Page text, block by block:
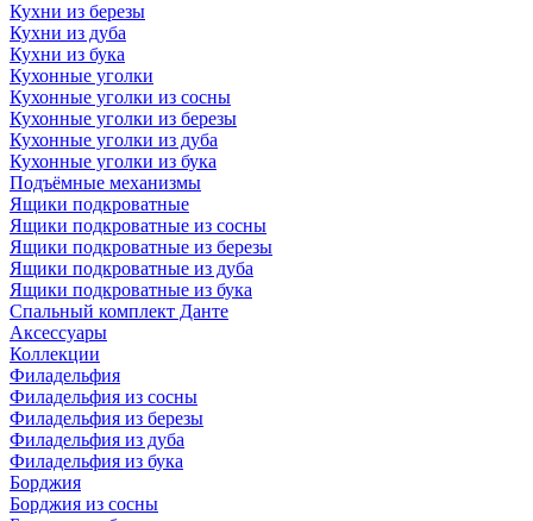
Кухни из березы
Кухни из дуба
Кухни из бука
Кухонные уголки
Кухонные уголки из сосны
Кухонные уголки из березы
Кухонные уголки из дуба
Кухонные уголки из бука
Подъёмные механизмы
Ящики подкроватные
Ящики подкроватные из сосны
Ящики подкроватные из березы
Ящики подкроватные из дуба
Ящики подкроватные из бука
Спальный комплект Данте
Аксессуары
Коллекции
Филадельфия
Филадельфия из сосны
Филадельфия из березы
Филадельфия из дуба
Филадельфия из бука
Борджия
Борджия из сосны